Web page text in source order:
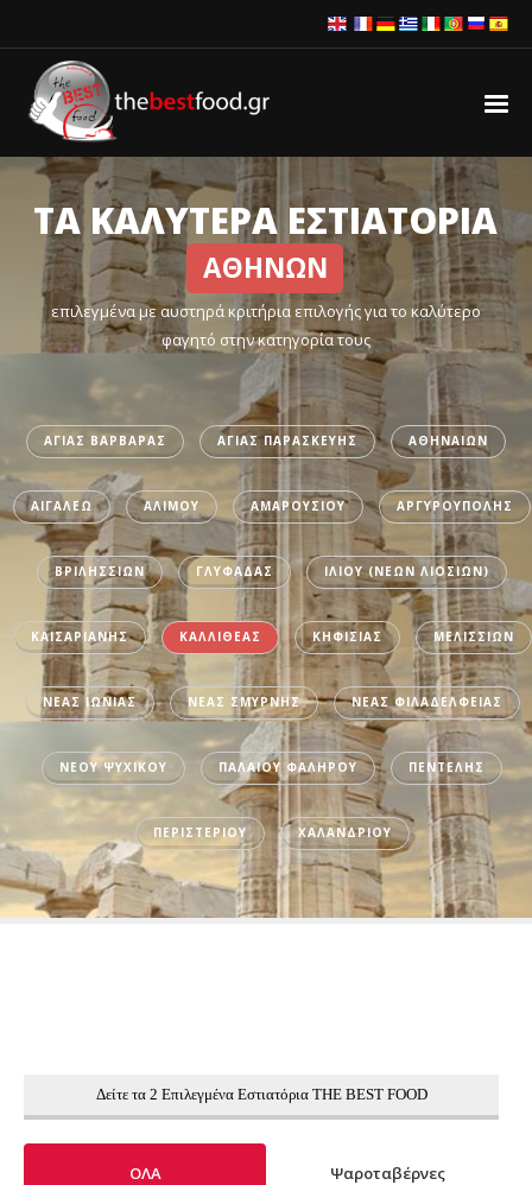
ΤΑ ΚΑΛΥΤΕΡΑ ΕΣΤΙΑΤΟΡΙΑ
ΑΘΗΝΩΝ
επιλεγμένα με αυστηρά κριτήρια επιλογής για το καλύτερο
φαγητό στην κατηγορία τους
ΑΓΙΑΣ ΒΑΡΒΑΡΑΣ ΑΓΙΑΣ ΠΑΡΑΣΚΕΥΗΣ ΑΘΗΝΑΙΩΝ
ΑΙΓΑΛΕΩ ΑΛΙΜΟΥ ΑΜΑΡΟΥΣΙΟΥ ΑΡΓΥΡΟΥΠΟΛΗΣ
ΒΡΙΛΗΣΣΙΩΝ ΓΛΥΦΑΔΑΣ ΙΛΙΟΥ (ΝΕΩΝ ΛΙΟΣΙΩΝ)
ΚΑΙΣΑΡΙΑΝΗΣ ΚΑΛΛΙΘΕΑΣ ΚΗΦΙΣΙΑΣ ΜΕΛΙΣΣΙΩΝ
ΝΕΑΣ ΙΩΝΙΑΣ ΝΕΑΣ ΣΜΥΡΝΗΣ ΝΕΑΣ ΦΙΛΑΔΕΛΦΕΙΑΣ
ΝΕΟΥ ΨΥΧΙΚΟΥ ΠΑΛΑΙΟΥ ΦΑΛΗΡΟΥ ΠΕΝΤΕΛΗΣ
ΠΕΡΙΣΤΕΡΙΟΥ ΧΑΛΑΝΔΡΙΟΥ
Δείτε τα 2 Επιλεγμένα Εστιατόρια THE BEST FOOD
ΟΛΑ Ψαροταβέρνες